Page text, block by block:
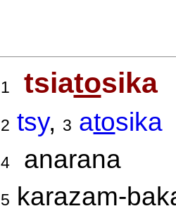
1 tsiatosika
2 tsy, 3 atosika
4anarana
5 karazam-